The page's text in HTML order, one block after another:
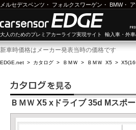
メルセデスベンツ ・ フォルクスワーゲン ・ BMW・
大人のためのプレミアカーライフ実現サイト 輸入車・外
新車時価格はメーカー発表当時の価格です
EDGE.net > カタログ > ＢＭＷ > ＢＭＷ X5 >
ＢＭＷ X5 xドライブ 35d Mスポ